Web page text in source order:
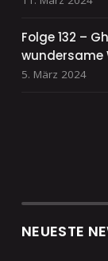
Folge 132 –
wundersame
5. März 2024
NEUESTE